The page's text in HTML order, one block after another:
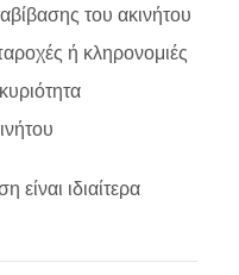
του ακινήτου
ή κληρονομιές
είναι ιδιαίτερα